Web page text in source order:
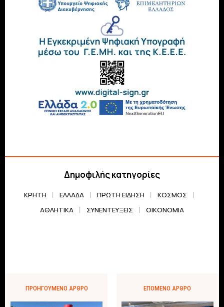
Δημοφιλής κατηγορίες
ΚΡΗΤΗ ΕΛΛΆΔΑ ΠΡΏΤΗ ΕΊΔΗΣΗ
ΚΌΣΜΟΣ
ΑΘΛΗΤΙΚΆ
ΣΥΝΕΝΤΕΎΞΕΙΣ ΟΙΚΟΝΟΜΊΑ
ΠΡΟΗΓΟΎΜΕΝΟ ΆΡΘΡΟ ΕΠΌΜΕΝΟ ΆΡΘΡΟ